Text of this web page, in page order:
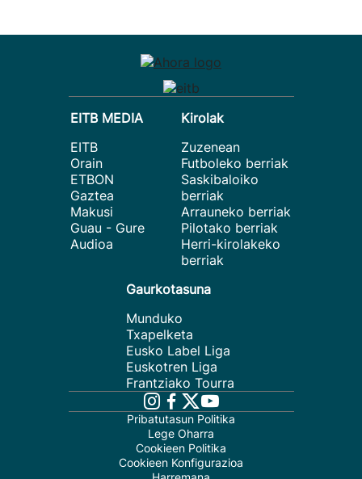
EITB MEDIA
EITB
Orain
ETBON
Gaztea
Makusi
Guau - Gure
Audioa
Kirolak
Zuzenean
Futboleko berriak
Saskibaloiko
berriak
Arrauneko berriak
Pilotako berriak
Herri-kirolakeko
berriak
Gaurkotasuna
Munduko
Txapelketa
Eusko Label Liga
Euskotren Liga
Frantziako Tourra
Pribatutasun Politika
Lege Oharra
Cookieen Politika
Cookieen Konfigurazioa